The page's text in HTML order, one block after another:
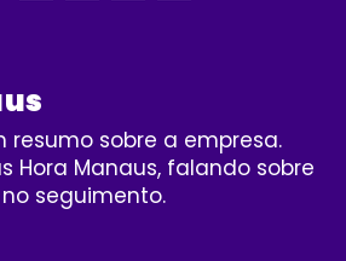
resumo sobre a empresa.
Hora Manaus, falando sobre
seguimento.